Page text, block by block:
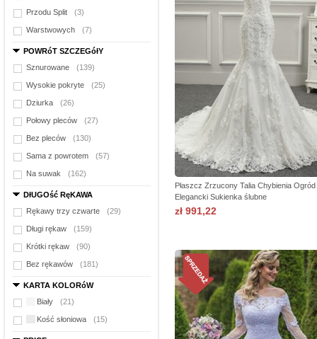
Przodu Split (3)
Warstwowych (7)
POWRóT SZCZEGółY
Sznurowane
(139)
Wysokie pokryte (25)
Dziurka (26)
Połowy pleców (27)
Bez pleców (130)
Sama z powrotem (57)
Na suwak (162)
DłUGOść RęKAWA
Rękawy trzy czwarte
(29)
Długi rękaw (159)
Krótki rękaw (90)
Bez rękawów (181)
KARTA KOLORóW
Biały
(21)
Kość słoniowa (15)
Płaszcz Zrzucony Talia Chybienia Ogród
Elegancki Sukienka ślubne
zł 991,22